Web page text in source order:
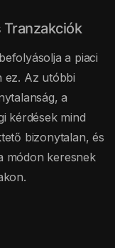
Tranzakciók
a piaci
ez. Az utóbbi
a
kérdések mind
bizonytalan, és
módon keresnek